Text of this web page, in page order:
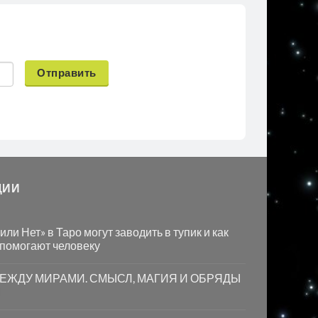
Отправить
Нет» в Таро могут заводить в тупик и как
человеку
МИРАМИ. СМЫСЛ, МАГИЯ И ОБРЯДЫ